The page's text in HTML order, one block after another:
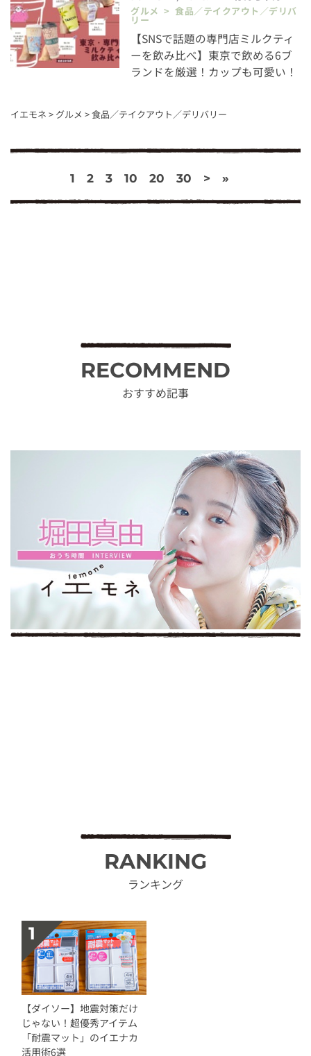
グルメ > 食品／テイクアウト／デリバ
リー
【SNSで話題の専門店ミルクティ
ーを飲み比べ】東京で飲める6ブ
ランドを厳選！カップも可愛い！
イエモネ > グルメ >食品／テイクアウト／デリバリー
1 2 3 10 20 30 > »
RECOMMEND
おすすめ記事
RANKING
ランキング
【ダイソー】地震対策だけ
じゃない！超優秀アイテム
「耐震マット」のイエナカ
活用術6選